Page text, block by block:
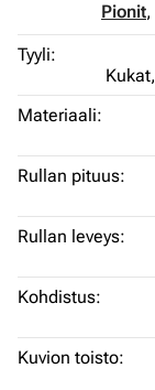
Pionit,
Tyyli:
Kukat,
Materiaali:
Rullan pituus:
Rullan leveys:
Kohdistus:
Kuvion toisto: